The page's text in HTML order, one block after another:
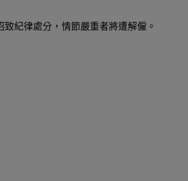
紀律處分，情節嚴重者將遭解僱。